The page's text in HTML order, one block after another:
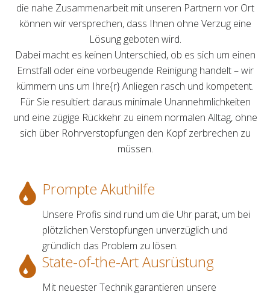
die nahe Zusammenarbeit mit unseren Partnern vor Ort
können wir versprechen, dass Ihnen ohne Verzug eine
Lösung geboten wird.
Dabei macht es keinen Unterschied, ob es sich um einen
Ernstfall oder eine vorbeugende Reinigung handelt – wir
kümmern uns um Ihre{r} Anliegen rasch und kompetent.
Für Sie resultiert daraus minimale Unannehmlichkeiten
und eine zügige Rückkehr zu einem normalen Alltag, ohne
sich über Rohrverstopfungen den Kopf zerbrechen zu
müssen.
Prompte Akuthilfe
Unsere Profis sind rund um die Uhr parat, um bei
plötzlichen Verstopfungen unverzüglich und
gründlich das Problem zu lösen.
State-of-the-Art Ausrüstung
Mit neuester Technik garantieren unsere